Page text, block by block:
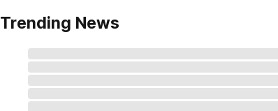
Trending News